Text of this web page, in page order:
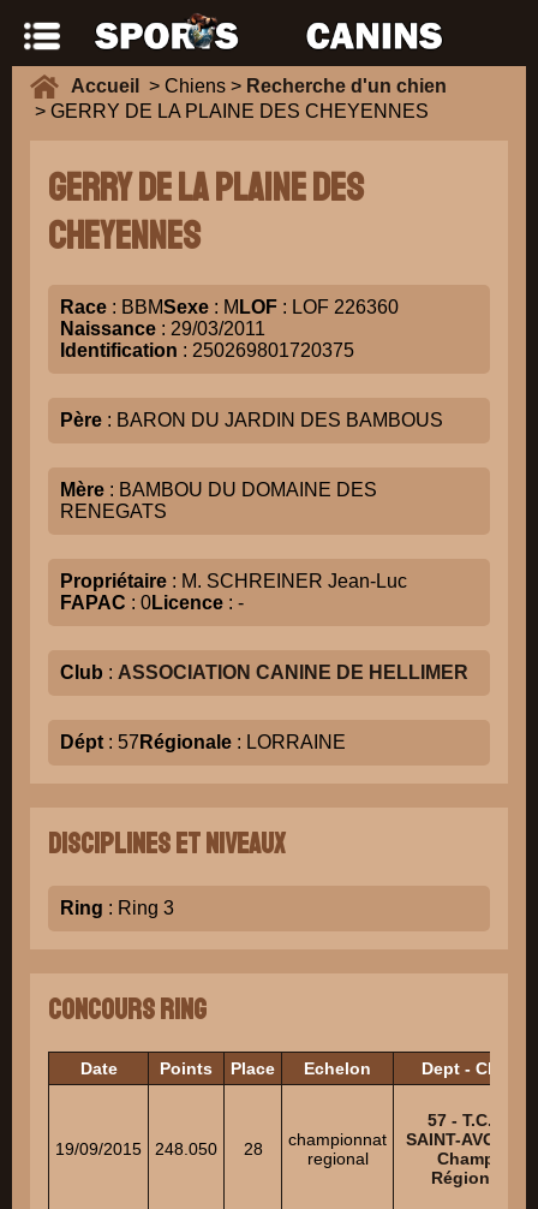
Accueil > Chiens > Recherche d'un chien
> GERRY DE LA PLAINE DES CHEYENNES
GERRY DE LA PLAINE DES
CHEYENNES
Race : BBMSexe : M LOF : LOF 226360
Naissance : 29/03/2011
Identification : 250269801720375
Père : BARON DU JARDIN DES BAMBOUS
Mère : BAMBOU DU DOMAINE DES
RENEGATS
Propriétaire : M. SCHREINER Jean-Luc
FAPAC : 0Licence : -
Club : ASSOCIATION CANINE DE HELLIMER
Dépt : 57 Régionale : LORRAINE
Disciplines et niveaux
Ring : Ring 3
Concours Ring
Date Points Place Echelon Dept - Club
19/09/2015 248.050 28
championnat
regional
57 - T.C.C.
SAINT-AVOLD -
Champ.
Régional